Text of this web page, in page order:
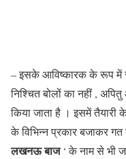
– इसके आविष्कारक के रूप में
निश्चित बोलों का नहीं ,
किया जाता है । इसमें
के विभिन्न प्रकार बजाकर
लखनऊ बाज‘ के नाम से भी